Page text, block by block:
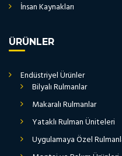
İnsan Kaynakları
ÜRÜNLER
Endüstriyel Ürünler
Bilyalı Rulmanlar
Makaralı Rulmanlar
Yataklı Rulman Üniteleri
Uygulamaya Özel